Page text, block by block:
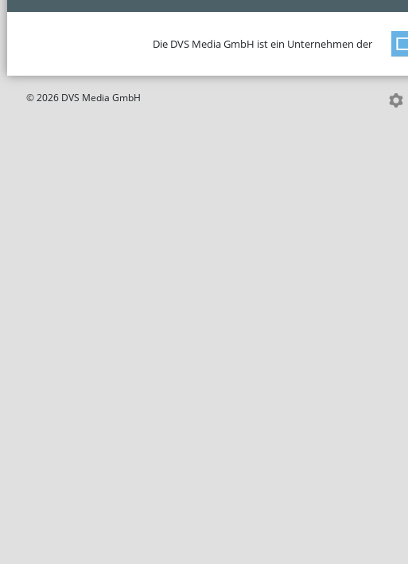
Die DVS Media GmbH ist ein Unternehmen der
© 2026 DVS Media GmbH